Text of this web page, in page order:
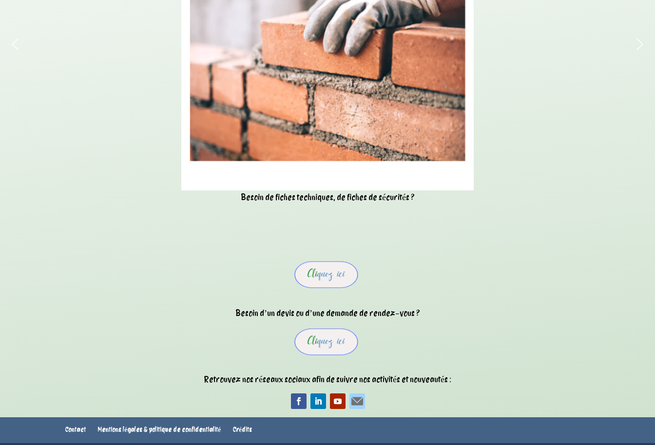
Besoin de fiches techniques, de fiches de sécurités ?
Besoin d’un devis ou d’une demande de rendez-vous ?
Retrouvez nos réseaux sociaux afin de suivre nos activités et nouveautés :
Contact Mentions légales & politique de confidentialité Crédits